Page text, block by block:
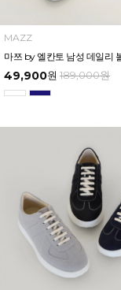
MAZZ
49,900원 189,000원